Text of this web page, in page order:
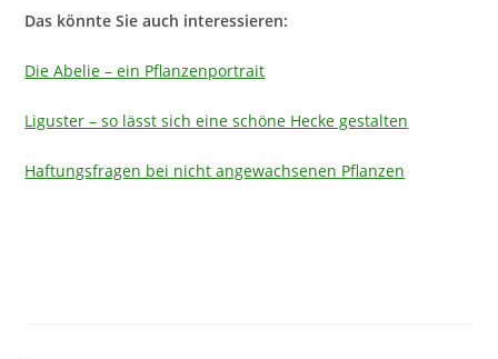
Das könnte Sie auch interessieren:
Die Abelie – ein Pflanzenportrait
Liguster – so lässt sich eine schöne Hecke gestalten
Haftungsfragen bei nicht angewachsenen Pflanzen